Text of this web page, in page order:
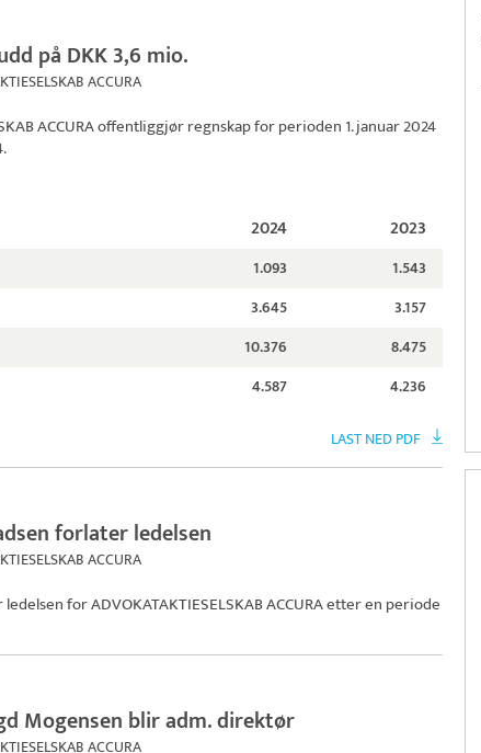
på DKK 3,6 mio.
ACCURA
ACCURAoffentliggjør regnskap for perioden 1. januar 2024
2024 2023
1.093
1.543
3.645
3.157
10.376
8.475
4.587 4.236
LAST NED PDF
forlater ledelsen
ACCURA
forADVOKATAKTIESELSKAB ACCURAetter en periode
Mogensen blir adm. direktør
ACCURA